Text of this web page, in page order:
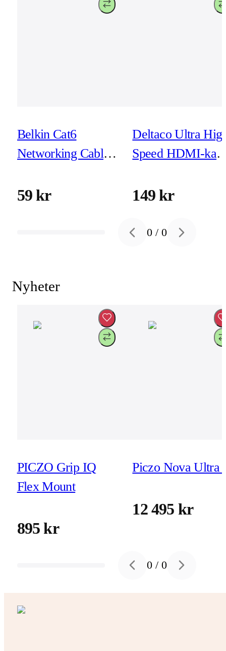
Belkin Cat6
Networking Cable
59 kr
Deltaco Ultra
Speed HDMI-
8K vid 60Hz, 4K
149 kr
Previous slide
0 /0 Next slide
Nyheter
PICZO Grip IQ
Flex Mount
895 kr
Piczo Nova Ultra
12 495 kr
Previous slide
0 /0 Next slide